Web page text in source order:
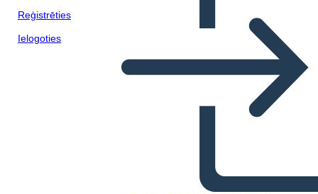
Reģistrēties
Ielogoties
Jauna Lapas Uzlīmju